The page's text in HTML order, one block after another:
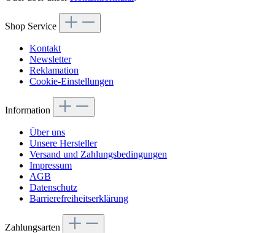
Shop Service
Kontakt
Newsletter
Reklamation
Cookie-Einstellungen
Information
Über uns
Unsere Hersteller
Versand und Zahlungsbedingungen
Impressum
AGB
Datenschutz
Barrierefreiheitserklärung
Zahlungsarten